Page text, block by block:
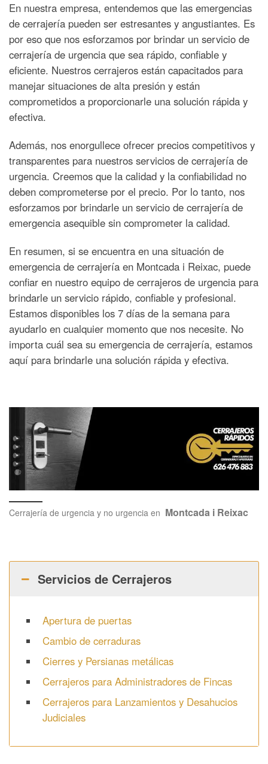
En nuestra empresa, entendemos que las emergencias
de cerrajería pueden ser estresantes y angustiantes. Es
por eso que nos esforzamos por brindar un servicio de
cerrajería de urgencia que sea rápido, confiable y
eficiente. Nuestros cerrajeros están capacitados para
manejar situaciones de alta presión y están
comprometidos a proporcionarle una solución rápida y
efectiva.
Además, nos enorgullece ofrecer precios competitivos y
transparentes para nuestros servicios de cerrajería de
urgencia. Creemos que la calidad y la confiabilidad no
deben comprometerse por el precio. Por lo tanto, nos
esforzamos por brindarle un servicio de cerrajería de
emergencia asequible sin comprometer la calidad.
En resumen, si se encuentra en una situación de
emergencia de cerrajería en Montcada i Reixac, puede
confiar en nuestro equipo de cerrajeros de urgencia para
brindarle un servicio rápido, confiable y profesional.
Estamos disponibles los 7 días de la semana para
ayudarlo en cualquier momento que nos necesite. No
importa cuál sea su emergencia de cerrajería, estamos
aquí para brindarle una solución rápida y efectiva.
Cerrajería de urgencia y no urgencia en Montcada i Reixac
Servicios de Cerrajeros
Apertura de puertas
Cambio de cerraduras
Cierres y Persianas metálicas
Cerrajeros para Administradores de Fincas
Cerrajeros para Lanzamientos y Desahucios
Judiciales